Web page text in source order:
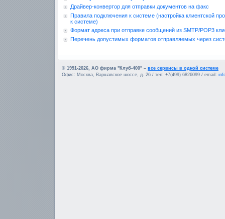
Драйвер-конвертор для отправки документов на факс
Правила подключения к системе (настройка клиентской
к системе)
Формат адреса при отправке сообщений из SMTP/POP3
Перечень допустимых форматов отправляемых через
© 1991-2026, АО фирма "Клуб-400" – все сервисы в одной системе
Офис: Москва, Варшавское шоссе, д. 26 / тел: +7(499) 6826099 / email: